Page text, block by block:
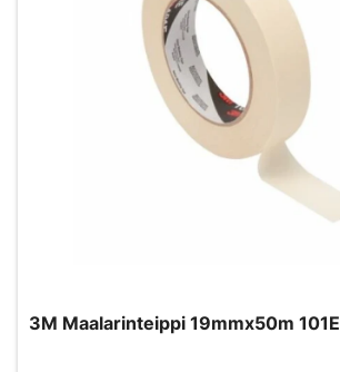
3M Maalarinteippi 19mmx50m 101E